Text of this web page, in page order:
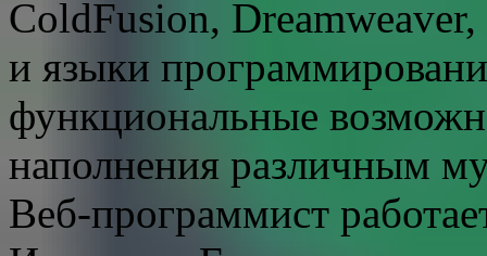
ColdFusion,
и языки
функциональные
наполнения различным
Веб-программист